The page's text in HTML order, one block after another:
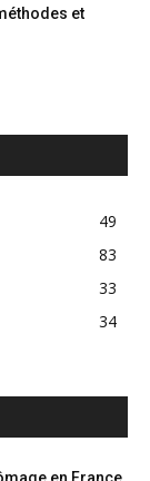
et
49
83
33
34
en France